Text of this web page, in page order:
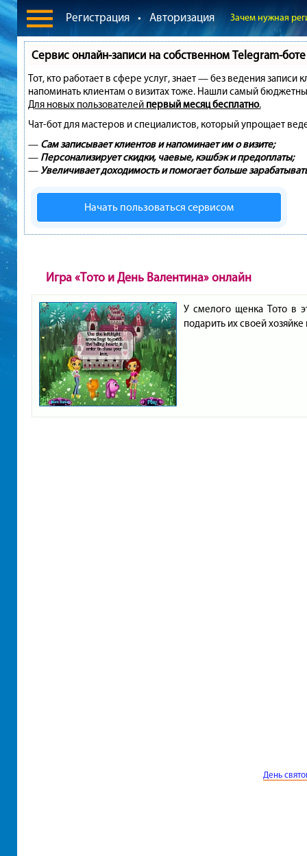
Регистрация • Авторизация Зачем нужная
Сервис онлайн-записи на собственном Telegram-боте
Тот, кто работает в сфере услуг, знает — без ведения
напоминать клиентам о визитах тоже. Нашли самый
Для новых пользователей первый месяц бесплатно.
Чат-бот для мастеров и специалистов, который упрощает
— Сам записывает клиентов и напоминает им о визите;
— Персонализирует скидки, чаевые, кэшбэк и предоплаты;
—Увеличивает доходимость и помогает больше
Начать пользоваться сервисом
Игра «Тото и День Валентина» онлайн
У смелого щенка Тото в
подарить их своей
День